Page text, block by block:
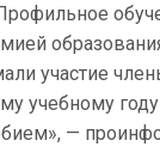
участие
учебному
—